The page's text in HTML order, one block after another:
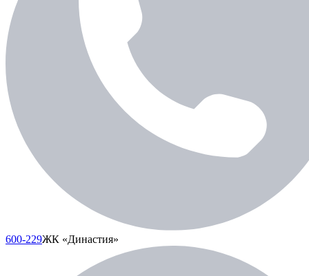
600-229ЖК «Династия»